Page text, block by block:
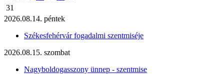
31
2026.08.14. péntek
Székesfehérvár fogadalmi szentmiséje
2026.08.15. szombat
Nagyboldogasszony ünnep - szentmise